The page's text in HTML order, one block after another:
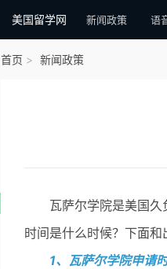
美国留学网 新闻政策 语
首页 新闻政策
瓦萨尔学院是美国久负
时间是什么时候？下面和
1、瓦萨尔学院申请